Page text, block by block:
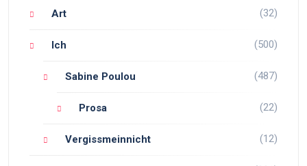
Art (32)
Ich (500)
Sabine Poulou (487)
Prosa (22)
Vergissmeinnicht (12)